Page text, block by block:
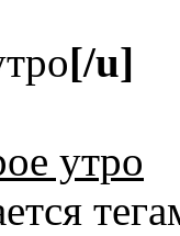
[/u]
утро